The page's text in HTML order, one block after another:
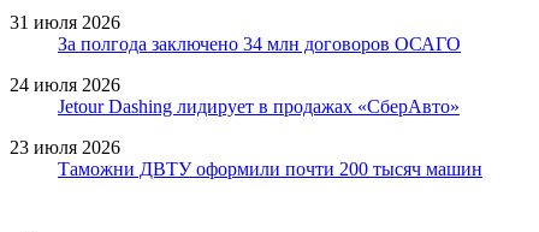
31 июля 2026
За полгода заключено 34 млн договоров ОСАГО
24 июля 2026
Jetour Dashing лидирует в продажах «СберАвто»
23 июля 2026
Таможни ДВТУ оформили почти 200 тысяч машин